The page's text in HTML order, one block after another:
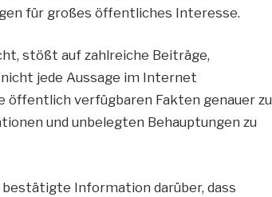
für großes öffentliches Interesse.
stößt auf zahlreiche Beiträge,
jede Aussage im Internet
öffentlich verfügbaren Fakten genauer zu
und unbelegten Behauptungen zu
Information darüber, dass